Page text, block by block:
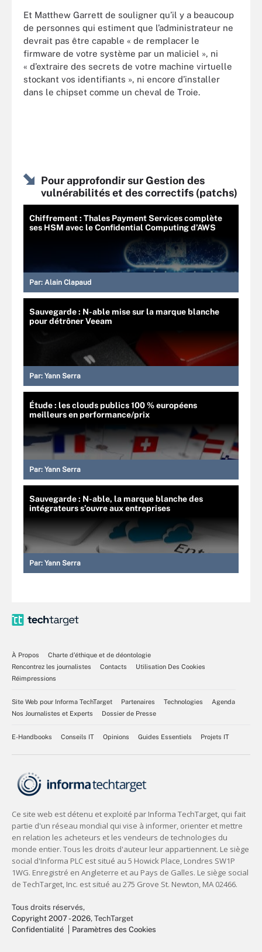
Et Matthew Garrett de souligner qu’il y a beaucoup
de personnes qui estiment que l’administrateur ne
devrait pas être capable « de remplacer le
firmware de votre système par un maliciel », ni
« d’extraire des secrets de votre machine virtuelle
stockant vos identifiants », ni encore d’installer
dans le chipset comme un cheval de Troie.
Pour approfondir sur Gestion des
vulnérabilités et des correctifs (patchs)
Chiffrement : Thales Payment Services complète
ses HSM avec le Confidential Computing d’AWS
Par: Alain Clapaud
Sauvegarde : N-able mise sur la marque blanche
pour détrôner Veeam
Par: Yann Serra
Étude : les clouds publics 100 % européens
meilleurs en performance/prix
Par: Yann Serra
Sauvegarde : N-able, la marque blanche des
intégrateurs s’ouvre aux entreprises
Par: Yann Serra
À Propos
Charte d’éthique et de déontologie
Rencontrez les journalistes
Contacts
Utilisation Des Cookies
Réimpressions
Site Web pour Informa TechTarget Partenaires Technologies
Agenda
Nos Journalistes et Experts
Dossier de Presse
E-Handbooks Conseils IT Opinions Guides Essentiels Projets IT
Tous droits réservés,
Copyright 2007 - 2026, TechTarget
Confidentialité
Paramètres des Cookies